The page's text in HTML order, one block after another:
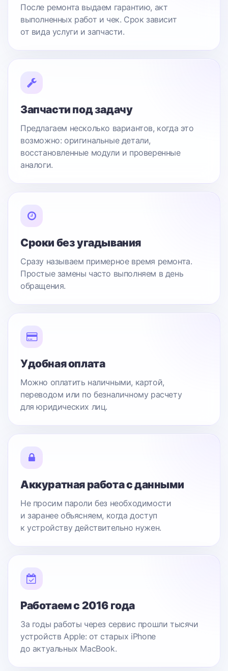
После ремонта выдаем гарантию, акт
выполненных работ и чек. Срок зависит
от вида услуги и запчасти.
Запчасти под задачу
Предлагаем несколько вариантов, когда это
возможно: оригинальные детали,
восстановленные модули и проверенные
аналоги.
Сроки без угадывания
Сразу называем примерное время ремонта.
Простые замены часто выполняем в день
обращения.
Удобная оплата
Можно оплатить наличными, картой,
переводом или по безналичному расчету
для юридических лиц.
Аккуратная работа с данными
Не просим пароли без необходимости
и заранее объясняем, когда доступ
к устройству действительно нужен.
Работаем с 2016 года
За годы работы через сервис прошли тысячи
устройств Apple: от старых iPhone
до актуальных MacBook.